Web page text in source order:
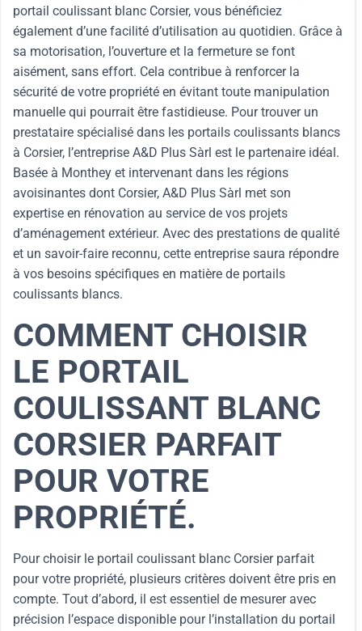
portail coulissant blanc Corsier, vous bénéficiez
également d’une facilité d’utilisation au quotidien. Grâce à
sa motorisation, l’ouverture et la fermeture se font
aisément, sans effort. Cela contribue à renforcer la
sécurité de votre propriété en évitant toute manipulation
manuelle qui pourrait être fastidieuse. Pour trouver un
prestataire spécialisé dans les portails coulissants blancs
à Corsier, l’entreprise A&D Plus Sàrl est le partenaire idéal.
Basée à Monthey et intervenant dans les régions
avoisinantes dont Corsier, A&D Plus Sàrl met son
expertise en rénovation au service de vos projets
d’aménagement extérieur. Avec des prestations de qualité
et un savoir-faire reconnu, cette entreprise saura répondre
à vos besoins spécifiques en matière de portails
coulissants blancs.
COMMENT CHOISIR
LE PORTAIL
COULISSANT BLANC
CORSIER PARFAIT
POUR VOTRE
PROPRIÉTÉ.
Pour choisir le portail coulissant blanc Corsier parfait
pour votre propriété, plusieurs critères doivent être pris en
compte. Tout d’abord, il est essentiel de mesurer avec
précision l’espace disponible pour l’installation du portail